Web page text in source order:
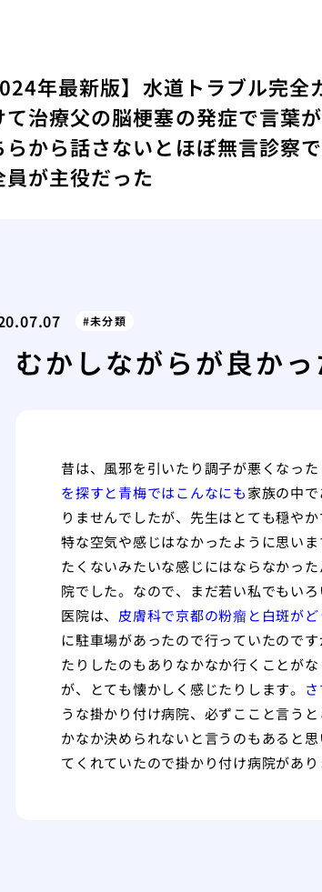
年最新版】水道トラブル完
治療父の脳梗塞の発症で言葉
らから話さないとほぼ無言診察
が主役だった
未分類
むかしながらが良かっ
昔は、風邪を引いたり調子が悪くなっ
を探すと青梅ではこんなにも家族の中
りませんでしたが、先生はとても穏や
特な空気や感じはなかったように思いま
たくないみたいな感じにはならなかっ
院でした。なので、まだ若い私でもい
医院は、 皮膚科で京都の粉瘤と白斑がど
に駐車場があったので行っていたので
たりしたのもありなかなか行くことが
が、とても懐かしく感じたりします。
うな掛かり付け病院、必ずここと言う
かなか決められないと言うのもあると思
てくれていたので掛かり付け病院があ